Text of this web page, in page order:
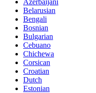
Azerbaijani
Belarusian
Bengali
Bosnian
Bulgarian
Cebuano
Chichewa
Corsican
Croatian
Dutch
Estonian